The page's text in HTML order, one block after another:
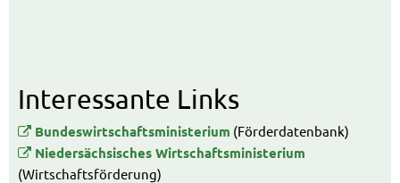
Interessante Links
Bundeswirtschaftsministerium (Förderdatenbank)
Niedersächsisches Wirtschaftsministerium
(Wirtschaftsförderung)